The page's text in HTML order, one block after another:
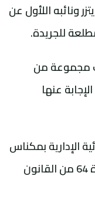
ونائبه اللأول عن
مجموعة من
عنها
الإدارية بمكناس
لعزل الرئيس ونائبه الاول، المنتميان لحزب التجمع الوطني للاحرار ، استنادا إلى المادة 64 من القانون